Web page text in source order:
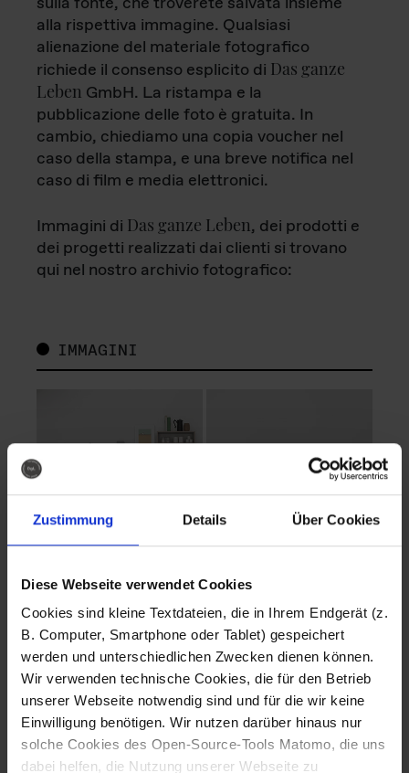
Zustimmung Details Über Cookies
Diese Webseite verwendet Cookies
Cookies sind kleine Textdateien, die in Ihrem Endgerät (z.
B. Computer, Smartphone oder Tablet) gespeichert
werden und unterschiedlichen Zwecken dienen können.
Wir verwenden technische Cookies, die für den Betrieb
unserer Webseite notwendig sind und für die wir keine
Einwilligung benötigen. Wir nutzen darüber hinaus nur
solche Cookies des Open-Source-Tools Matomo, die uns
dabei helfen, die Nutzung unserer Webseite zu
alla rispettiva immagine. Qualsiasi
alienazione del materiale fotografico
richiede il consenso esplicito di Das ganze
Leben GmbH. La ristampa e la
pubblicazione delle foto è gratuita. In
cambio, chiediamo una copia voucher nel
caso della stampa, e una breve notifica nel
caso di film e media elettronici.
Immagini di Das ganze Leben, dei prodotti e
dei progetti realizzati dai clienti si trovano
qui nel nostro archivio fotografico:
IMMAGINI
Fotografo: Lorenz
Sternbach
Download
Fotografo: Lorenz
Sternbach
Download